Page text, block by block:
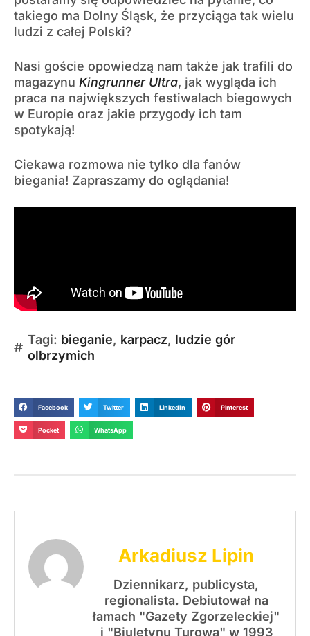
takiego ma Dolny Śląsk, że przyciąga tak wielu
ludzi z całej Polski?
Nasi goście opowiedzą nam także jak trafili do
magazynu Kingrunner Ultra, jak wygląda ich
praca na największych festiwalach biegowych
w Europie oraz jakie przygody ich tam
spotykają!
Ciekawa rozmowa nie tylko dla fanów
biegania! Zapraszamy do oglądania!
Tagi: bieganie, karpacz, ludzie gór
olbrzymich
Facebook Twitter LinkedIn Pinterest
Pocket WhatsApp
Arkadiusz Lipin
Dziennikarz, publicysta,
regionalista. Debiutował na
łamach "Gazety Zgorzeleckiej"
i "Biuletynu Turowa" w 1993